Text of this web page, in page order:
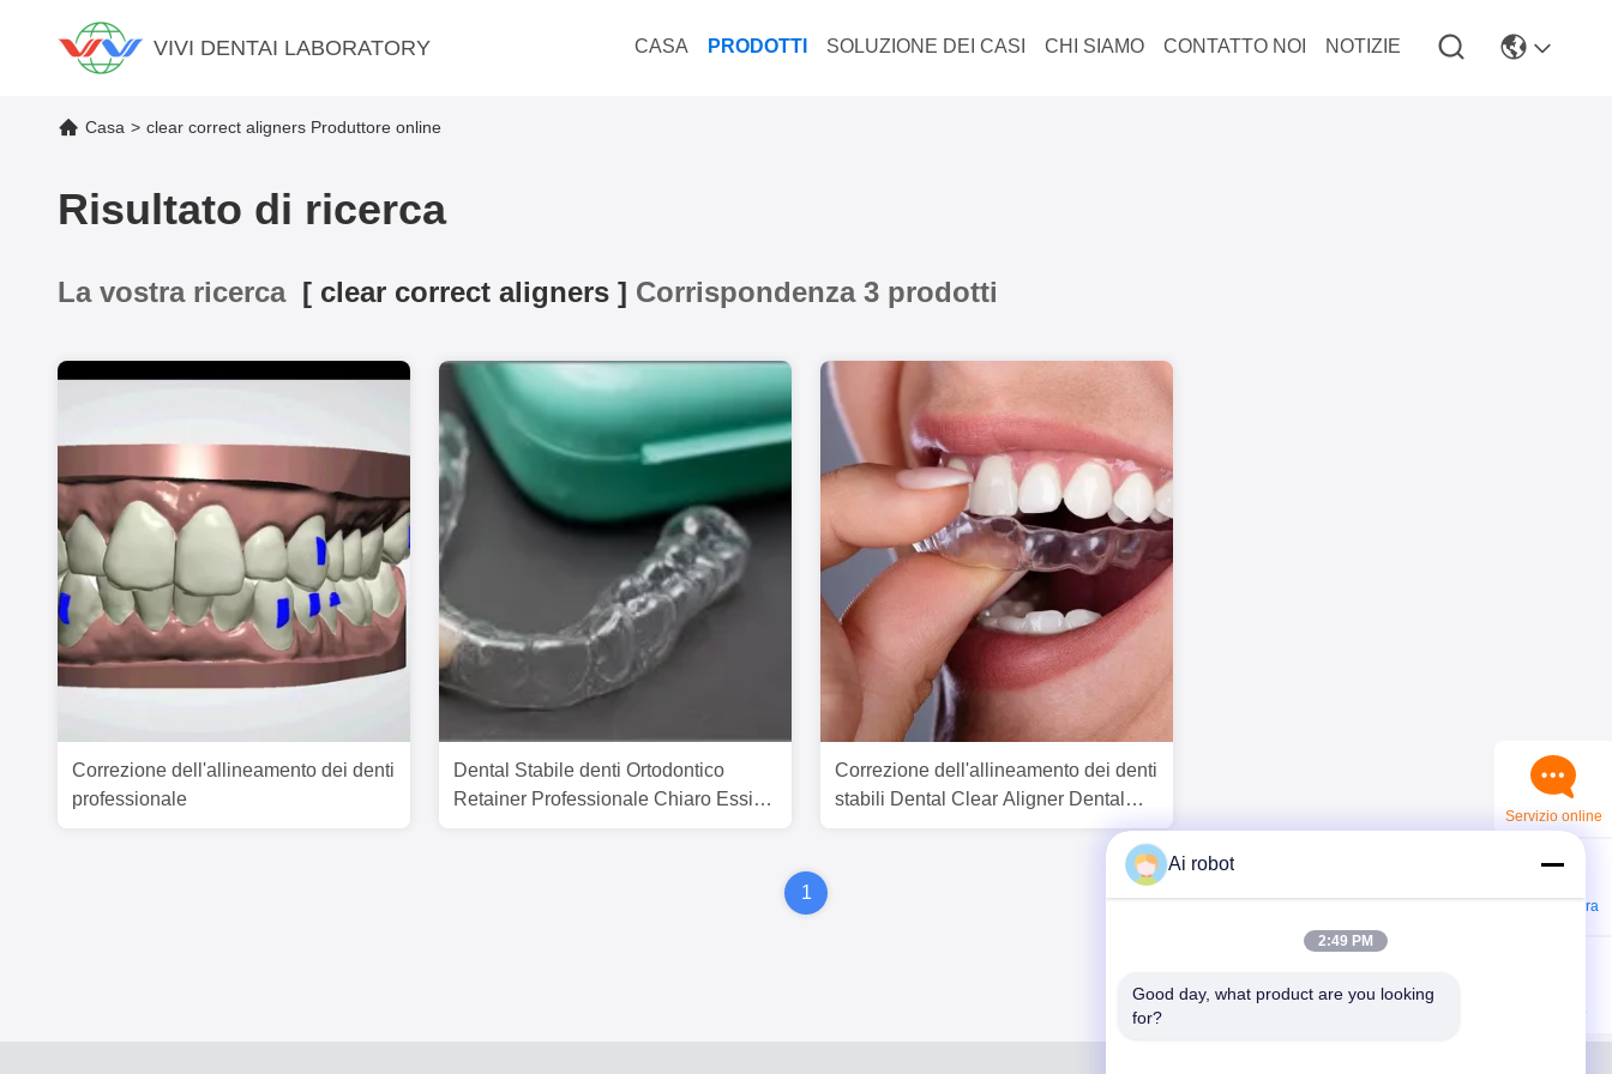
VIVI DENTAI LABORATORY CASA PRODOTTI SOLUZIONE DEI CASI CHI SIAMO CONTATTO NOI NOTIZIE
Casa > clear correct aligners Produttore online
Risultato di ricerca
La vostra ricerca [ clear correct aligners ] Corrispondenza 3 prodotti
Correzione dell'allineamento dei denti
professionale
Dental Stabile denti Ortodontico
Retainer Professionale Chiaro Essix
Correzione dell'allineamento dei denti
stabili Dental Clear Aligner Dental
1
Servizio online
Contattaci ora
WhatsApp
Ai robot
2:49 PM
Good day, what product are you looking
for?